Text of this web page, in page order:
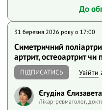
До
31 березня 2026 року o 17:00
Симетричний
артрит, остеоартрит чи
ПІДПИСАТИСЬ Увійти
Єгудіна
Лікар-ревматолог,